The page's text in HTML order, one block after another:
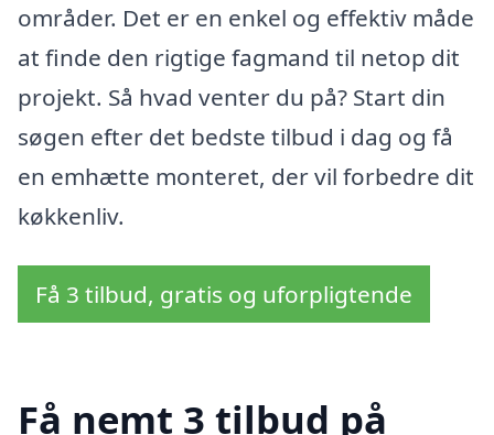
områder. Det er en enkel og effektiv måde
at finde den rigtige fagmand til netop dit
projekt. Så hvad venter du på? Start din
søgen efter det bedste tilbud i dag og få
en emhætte monteret, der vil forbedre dit
køkkenliv.
Få 3 tilbud, gratis og uforpligtende
Få nemt 3 tilbud på